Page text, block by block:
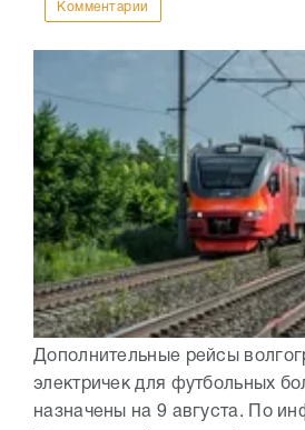
Комментарии
Дополнительные рейсы
электричек для футбольных
назначены на 9 августа. По